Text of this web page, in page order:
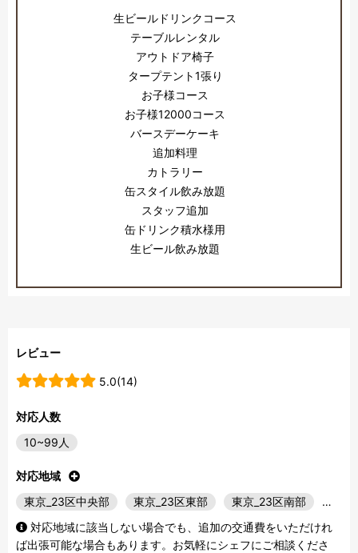
生ビールドリンクコース
テーブルレンタル
アウトドア椅子
タープテント1張り
お子様コース
お子様12000コース
バースデーケーキ
追加料理
カトラリー
缶スタイル飲み放題
スタッフ追加
缶ドリンク積水様用
生ビール飲み放題
レビュー
5.0(14)
対応人数
10~99人
対応地域
東京_23区中央部
東京_23区東部 東京_23区南部
…
対応地域に該当しない場合でも、追加の交通費をいただけれ
ば出張可能な場合もあります。お気軽にシェフにご相談くださ